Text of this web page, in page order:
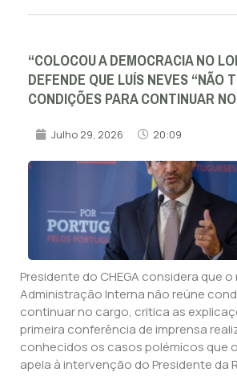
“COLOCOU A DEMOCRACIA NO
DEFENDE QUE LUÍS NEVES “NÃO
CONDIÇÕES PARA CONTINUAR
Julho 29, 2026 20:09
Presidente do CHEGA considera que
Administração Interna não reúne
continuar no cargo, critica as
primeira conferência de imprensa
conhecidos os casos polémicos que
apela à intervenção do Presidente da